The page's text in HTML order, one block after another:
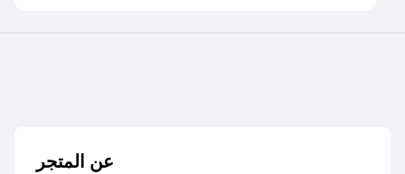
عن المتجر